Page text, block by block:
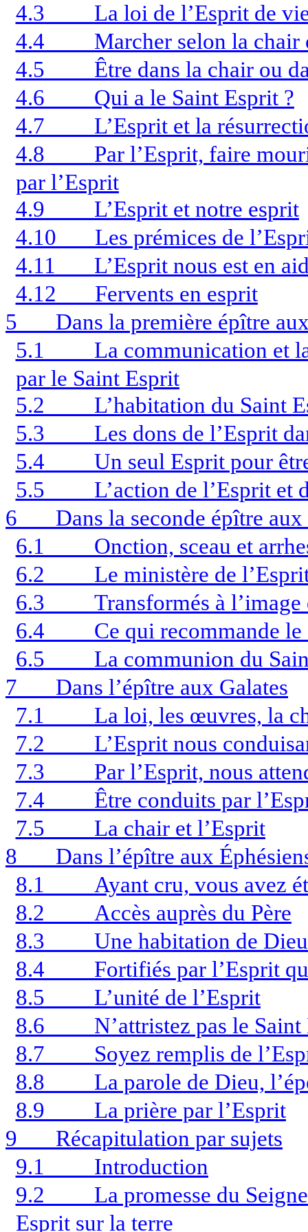
4.3
La loi de l’Esprit de
4.4
Marcher selon la chair
4.5
Être dans la chair ou
4.6
Qui a le Saint Esprit ?
4.7
L’Esprit et la
4.8
Par l’Esprit, faire
par l’Esprit
4.9
L’Esprit et notre esprit
4.10
Les prémices de
4.11
L’Esprit nous est en
4.12
Fervents en esprit
5
Dans la première épître
5.1
La communication et
par le Saint Esprit
5.2
L’habitation du Saint
5.3
Les dons de l’Esprit
5.4
Un seul Esprit pour
5.5
L’action de l’Esprit et
6
Dans la seconde épître
6.1
Onction, sceau et
6.2
Le ministère de
6.3
Transformés à
6.4
Ce qui recommande
6.5
La communion du
7
Dans l’épître aux Galates
7.1
La loi, les œuvres, la
7.2
L’Esprit nous
7.3
Par l’Esprit, nous
7.4
Être conduits par
7.5
La chair et l’Esprit
8
Dans l’épître aux
8.1
Ayant cru, vous avez
8.2
Accès auprès du Père
8.3
Une habitation de
8.4
Fortifiés par l’Esprit
8.5
L’unité de l’Esprit
8.6
N’attristez pas le
8.7
Soyez remplis de
8.8
La parole de Dieu,
8.9
La prière par l’Esprit
9
Récapitulation par sujets
9.1
Introduction
9.2
La promesse du
Esprit sur la terre